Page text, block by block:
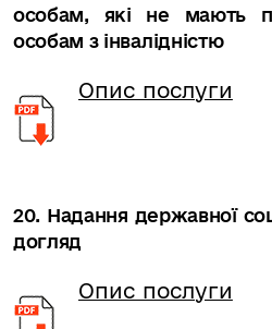
особам, які не мають
особам з інвалідністю
Опис послуги
20. Надання державної
догляд
Опис послуги